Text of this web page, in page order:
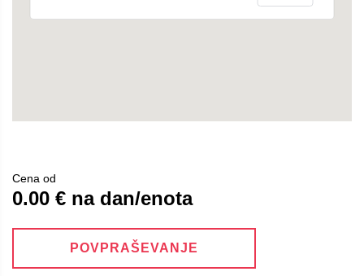
Cena od
0.00 € na dan/enota
POVPRAŠEVANJE